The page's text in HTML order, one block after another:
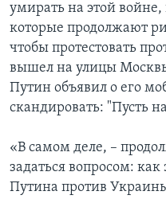
умирать на этой
которые продолжают
чтобы протестовать
вышел на улицы
Путин объявил о его
скандировать: "Пусть
«В самом деле, –
задаться вопросом: как
Путина против